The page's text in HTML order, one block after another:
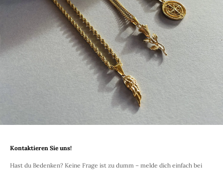
Kontaktieren Sie uns!
Hast du Bedenken? Keine Frage ist zu dumm – melde dich einfach bei